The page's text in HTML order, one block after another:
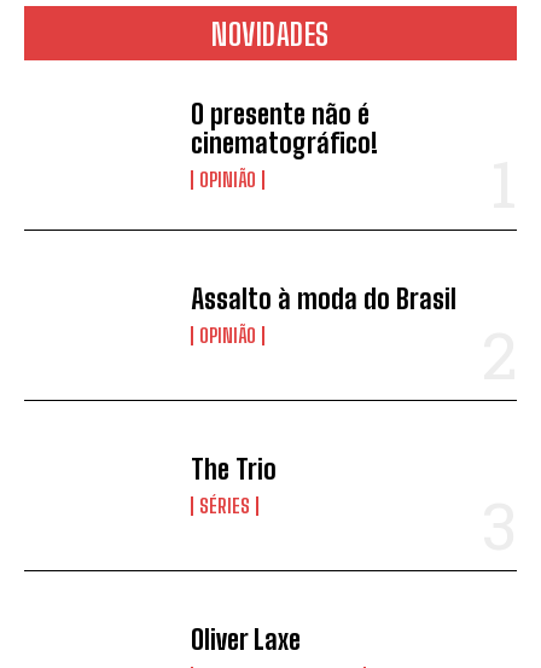
NOVIDADES
O presente não é
cinematográfico!
OPINIÃO
Assalto à moda do Brasil
OPINIÃO
The Trio
SÉRIES
Oliver Laxe